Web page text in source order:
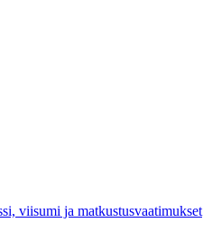
viisumi ja matkustusvaatimukset